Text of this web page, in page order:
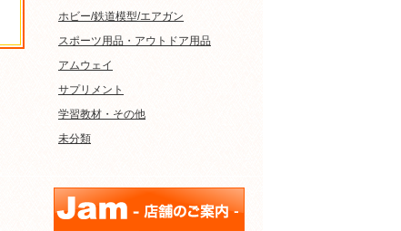
ホビー/鉄道模型/エアガン
スポーツ用品・アウトドア用品
アムウェイ
サプリメント
学習教材・その他
未分類